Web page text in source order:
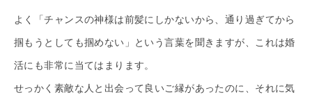
よく「チャンスの神様は前髪にしかないから、通り過ぎてから
掴もうとしても掴めない」という言葉を聞きますが、これは婚
活にも非常に当てはまります。
せっかく素敵な人と出会って良いご縁があったのに、それに気